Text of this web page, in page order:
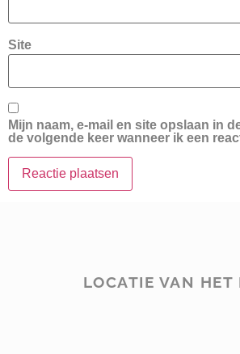
Site
Mijn naam, e-mail en site opslaan in
de volgende keer wanneer ik een
LOCATIE VAN HET